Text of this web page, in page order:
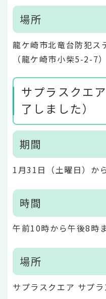
場所
龍ケ崎市北竜台防犯ス
（龍ケ崎市小柴5-2-7）
サプラスクエ
了しました）
期間
1月31日（土曜日）か
時間
午前10時から午後8時
場所
サプラスクエア サプ